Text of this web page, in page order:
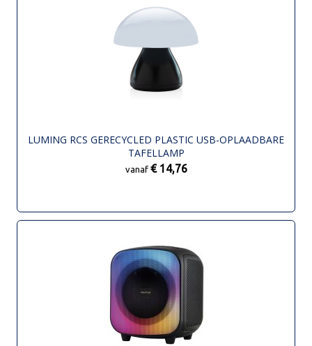
LUMING RCS GERECYCLED PLASTIC USB-OPLAADBARE
TAFELLAMP
vanaf € 14,76